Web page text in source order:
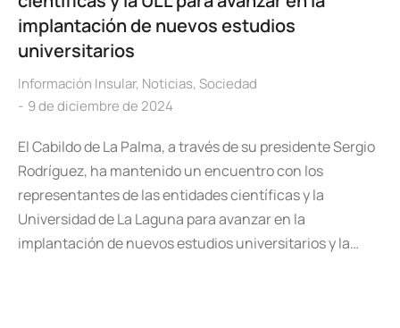
implantación de nuevos estudios
universitarios
Información Insular, Noticias, Sociedad
9 de diciembre de 2024
El Cabildo de La Palma, a través de su presidente Sergio
Rodríguez, ha mantenido un encuentro con los
representantes de las entidades científicas y la
Universidad de La Laguna para avanzar en la
implantación de nuevos estudios universitarios y la…